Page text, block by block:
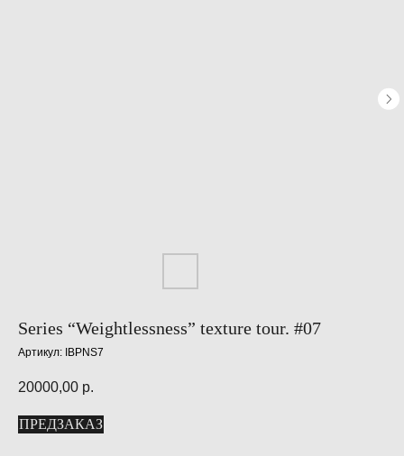
Series “Weightlessness” texture tour. #07
Артикул: IBPNS7
20000,00 р.
ПРЕДЗАКАЗ